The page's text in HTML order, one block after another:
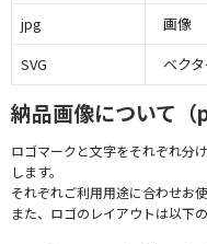
jpg
画像
SVG
ベク
納品画像について（
ロゴマークと文字をそれぞれ分
します。
それぞれご利用用途に合わせお
また、ロゴのレイアウトは以下